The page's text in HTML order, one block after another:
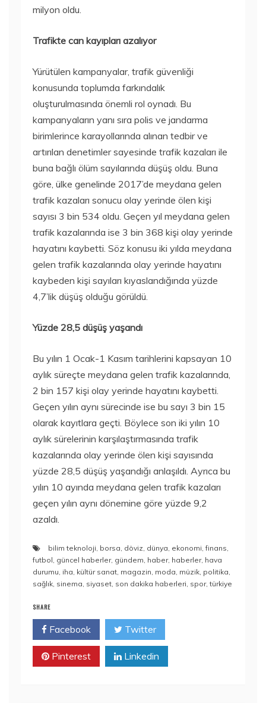
milyon oldu.
Trafikte can kayıpları azalıyor
Yürütülen kampanyalar, trafik güvenliği
konusunda toplumda farkındalık
oluşturulmasında önemli rol oynadı. Bu
kampanyaların yanı sıra polis ve jandarma
birimlerince karayollarında alınan tedbir ve
artırılan denetimler sayesinde trafik kazaları ile
buna bağlı ölüm sayılarında düşüş oldu. Buna
göre, ülke genelinde 2017’de meydana gelen
trafik kazaları sonucu olay yerinde ölen kişi
sayısı 3 bin 534 oldu. Geçen yıl meydana gelen
trafik kazalarında ise 3 bin 368 kişi olay yerinde
hayatını kaybetti. Söz konusu iki yılda meydana
gelen trafik kazalarında olay yerinde hayatını
kaybeden kişi sayıları kıyaslandığında yüzde
4,7’lik düşüş olduğu görüldü.
Yüzde 28,5 düşüş yaşandı
Bu yılın 1 Ocak-1 Kasım tarihlerini kapsayan 10
aylık süreçte meydana gelen trafik kazalarında,
2 bin 157 kişi olay yerinde hayatını kaybetti.
Geçen yılın aynı sürecinde ise bu sayı 3 bin 15
olarak kayıtlara geçti. Böylece son iki yılın 10
aylık sürelerinin karşılaştırmasında trafik
kazalarında olay yerinde ölen kişi sayısında
yüzde 28,5 düşüş yaşandığı anlaşıldı. Ayrıca bu
yılın 10 ayında meydana gelen trafik kazaları
geçen yılın aynı dönemine göre yüzde 9,2
azaldı.
bilim teknoloji, borsa, döviz, dünya, ekonomi,finans,
futbol, güncel haberler, gündem, haber, haberler, hava
durumu, iha, kültür sanat, magazin, moda, müzik, politika,
sağlık, sinema, siyaset, son dakika haberleri, spor,türkiye
SHARE
Facebook Twitter
Pinterest Linkedin